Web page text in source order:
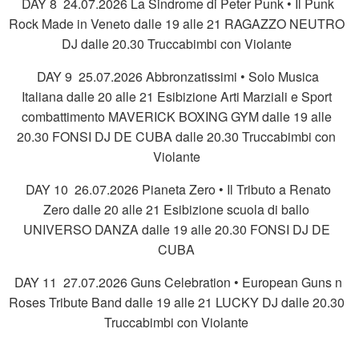
DAY 8 24.07.2026 La Sindrome di Peter Punk • Il Punk
Rock Made in Veneto dalle 19 alle 21 RAGAZZO NEUTRO
DJ dalle 20.30 Truccabimbi con Violante
DAY 9 25.07.2026 Abbronzatissimi • Solo Musica
Italiana dalle 20 alle 21 Esibizione Arti Marziali e Sport
combattimento MAVERICK BOXING GYM dalle 19 alle
20.30 FONSI DJ DE CUBA dalle 20.30 Truccabimbi con
Violante
DAY 10 26.07.2026 Pianeta Zero • Il Tributo a Renato
Zero dalle 20 alle 21 Esibizione scuola di ballo
UNIVERSO DANZA dalle 19 alle 20.30 FONSI DJ DE
CUBA
DAY 11 27.07.2026 Guns Celebration • European Guns n
Roses Tribute Band dalle 19 alle 21 LUCKY DJ dalle 20.30
Truccabimbi con Violante